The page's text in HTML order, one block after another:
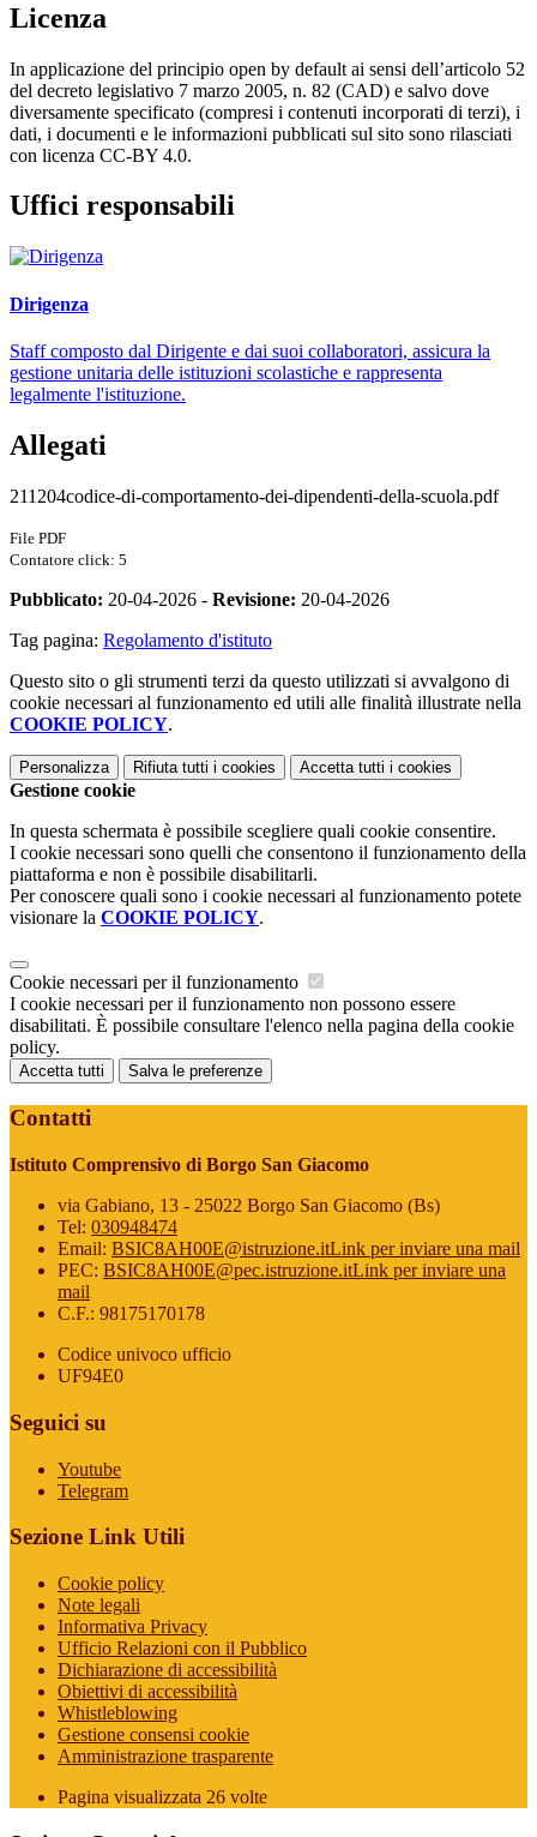
Licenza
In applicazione del principio open by default ai sensi dell’articolo 52
del decreto legislativo 7 marzo 2005, n. 82 (CAD) e salvo dove
diversamente specificato (compresi i contenuti incorporati di terzi), i
dati, i documenti e le informazioni pubblicati sul sito sono rilasciati
con licenza CC-BY 4.0.
Uffici responsabili
Dirigenza
Staff composto dal Dirigente e dai suoi collaboratori, assicura la
gestione unitaria delle istituzioni scolastiche e rappresenta
legalmente l'istituzione.
Allegati
211204codice-di-comportamento-dei-dipendenti-della-scuola.pdf
File PDF
Contatore click: 5
Pubblicato: 20-04-2026 - Revisione: 20-04-2026
Tag pagina: Regolamento d'istituto
Questo sito o gli strumenti terzi da questo utilizzati si avvalgono di
cookie necessari al funzionamento ed utili alle finalità illustrate nella
COOKIE POLICY.
Personalizza Rifiuta tutti i cookies Accetta tutti i cookies
Gestione cookie
In questa schermata è possibile scegliere quali cookie consentire.
I cookie necessari sono quelli che consentono il funzionamento della
piattaforma e non è possibile disabilitarli.
Per conoscere quali sono i cookie necessari al funzionamento potete
visionare la COOKIE POLICY.
Cookie necessari per il funzionamento
I cookie necessari per il funzionamento non possono essere
disabilitati. È possibile consultare l'elenco nella pagina della cookie
policy.
Accetta tutti Salva le preferenze
Contatti
Istituto Comprensivo di Borgo San Giacomo
via Gabiano, 13 - 25022 Borgo San Giacomo (Bs)
Tel: 030948474
Email: BSIC8AH00E@istruzione.itLink per inviare una mail
PEC: BSIC8AH00E@pec.istruzione.itLink per inviare una
mail
C.F.: 98175170178
Codice univoco ufficio
UF94E0
Seguici su
Youtube
Telegram
Sezione Link Utili
Cookie policy
Note legali
Informativa Privacy
Ufficio Relazioni con il Pubblico
Dichiarazione di accessibilità
Obiettivi di accessibilità
Whistleblowing
Gestione consensi cookie
Amministrazione trasparente
Pagina visualizzata 26 volte